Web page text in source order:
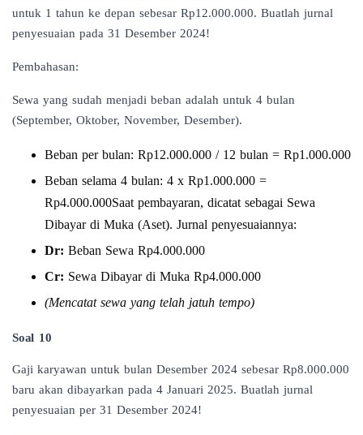
untuk 1 tahun ke depan sebesar Rp12.000.000. Buatlah jurnal
penyesuaian pada 31 Desember 2024!
Pembahasan:
Sewa yang sudah menjadi beban adalah untuk 4 bulan
(September, Oktober, November, Desember).
Beban per bulan: Rp12.000.000 / 12 bulan = Rp1.000.000
Beban selama 4 bulan: 4 x Rp1.000.000 =
Rp4.000.000Saat pembayaran, dicatat sebagai Sewa
Dibayar di Muka (Aset). Jurnal penyesuaiannya:
Dr: Beban Sewa Rp4.000.000
Cr: Sewa Dibayar di Muka Rp4.000.000
(Mencatat sewa yang telah jatuh tempo)
Soal 10
Gaji karyawan untuk bulan Desember 2024 sebesar Rp8.000.000
baru akan dibayarkan pada 4 Januari 2025. Buatlah jurnal
penyesuaian per 31 Desember 2024!